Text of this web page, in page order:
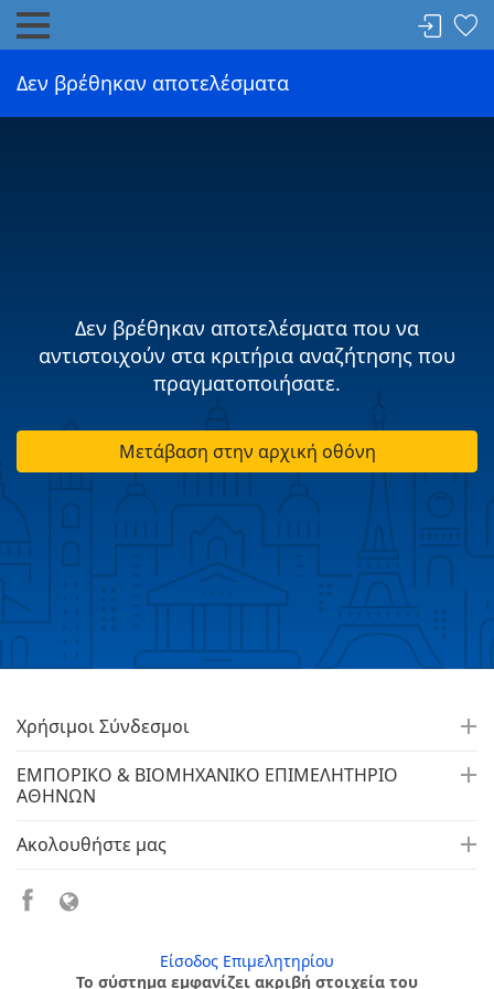
Δεν βρέθηκαν αποτελέσματα
Δεν βρέθηκαν αποτελέσματα που να
αντιστοιχούν στα κριτήρια αναζήτησης που
πραγματοποιήσατε.
Μετάβαση στην αρχική οθόνη
Χρήσιμοι Σύνδεσμοι
ΕΜΠΟΡΙΚΟ & ΒΙΟΜΗΧΑΝΙΚΟ ΕΠΙΜΕΛΗΤΗΡΙΟ
ΑΘΗΝΩΝ
Ακολουθήστε μας
Είσοδος Επιμελητηρίου
Το σύστημα εμφανίζει ακριβή στοιχεία του